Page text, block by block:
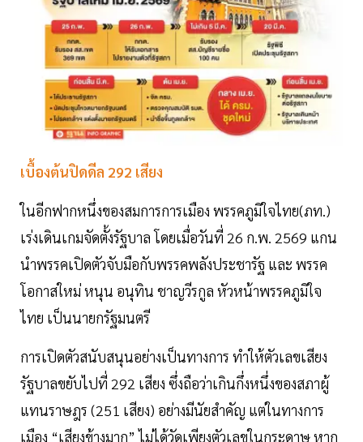
เบื้องต้นปิดดีล 292 เสียง
ในอีกฟากหนึ่งของสมการการเมือง พรรคภูมิใจไทย(ภท.)
เร่งเดินเกมจัดตั้งรัฐบาล โดยเมื่อวันที่ 26 ก.พ. 2569 แกน
นำพรรคเปิดตัวจับมือกับพรรคพลังประชารัฐ และ พรรค
โอกาสใหม่ หนุน อนุทิน ชาญวีรกูล หัวหน้าพรรคภูมิใจ
ไทย เป็นนายกรัฐมนตรี
การเปิดตัวสนับสนุนอย่างเป็นทางการ ทำให้ตัวเลขเสียง
รัฐบาลขยับไปที่ 292 เสียง ซึ่งถือว่าเกินกึ่งหนึ่งของสภาผู้
แทนราษฎร (251 เสียง) อย่างมีนัยสำคัญ แต่ในทางการ
เมือง “เสียงข้างมาก” ไม่ได้วัดเพียงตัวเลขในกระดาษ หาก